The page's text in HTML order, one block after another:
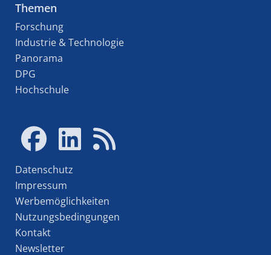
Themen
Forschung
Industrie & Technologie
Panorama
DPG
Hochschule
Datenschutz
Impressum
Werbemöglichkeiten
Nutzungsbedingungen
Kontakt
Newsletter